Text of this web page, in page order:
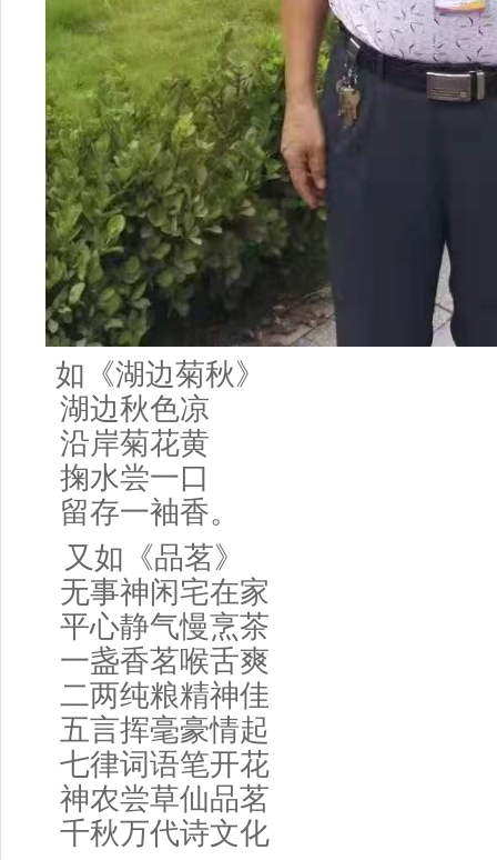
如《湖边菊秋》
湖边秋色凉
沿岸菊花黄
掬水尝一口
留存一袖香。
又如《品茗》
无事神闲宅在家
平心静气慢烹茶
一盏香茗喉舌爽
二两纯粮精神佳
五言挥毫豪情起
七律词语笔开花
神农尝草仙品茗
千秋万代诗文化